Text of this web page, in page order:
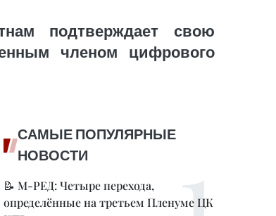
подтверждает свою
членом цифрового
САМЫЕ ПОПУЛЯРНЫЕ
НОВОСТИ
📝 М-РЕД: Четыре перехода,
определённые на третьем Пленуме ЦК